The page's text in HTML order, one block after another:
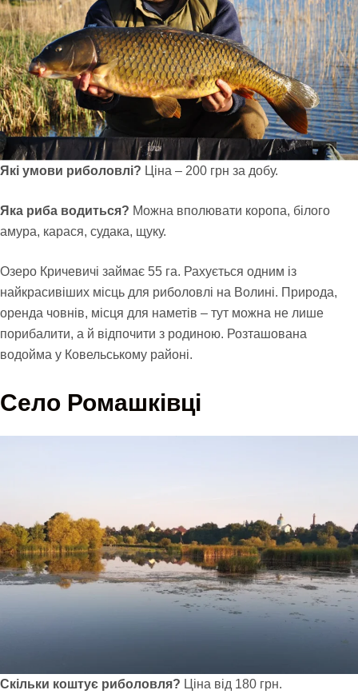
Які умови риболовлі? Ціна – 200 грн за добу.
Яка риба водиться? Можна вполювати коропа, білого
амура, карася, судака, щуку.
Озеро Кричевичі займає 55 га. Рахується одним із
найкрасивіших місць для риболовлі на Волині. Природа,
оренда човнів, місця для наметів – тут можна не лише
порибалити, а й відпочити з родиною. Розташована
водойма у Ковельському районі.
Село Ромашківці
Скільки коштує риболовля? Ціна від 180 грн.